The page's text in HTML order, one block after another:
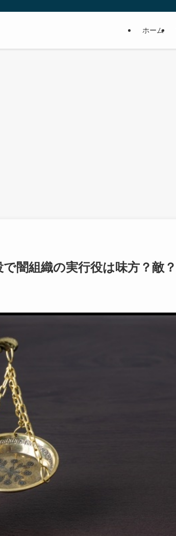
ホーム
闇組織の実行役は味方？敵？